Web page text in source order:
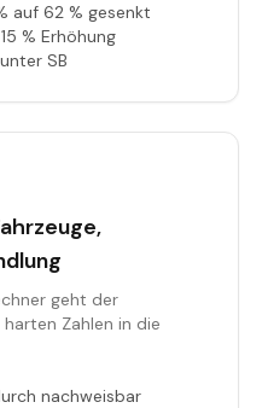
auf 62 % gesenkt
% Erhöhung
SB
geht der
Zahlen in die
nachweisbar